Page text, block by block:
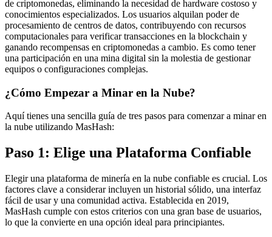
de criptomonedas, eliminando la necesidad de hardware costoso y
conocimientos especializados. Los usuarios alquilan poder de
procesamiento de centros de datos, contribuyendo con recursos
computacionales para verificar transacciones en la blockchain y
ganando recompensas en criptomonedas a cambio. Es como tener
una participación en una mina digital sin la molestia de gestionar
equipos o configuraciones complejas.
¿Cómo Empezar a Minar en la Nube?
Aquí tienes una sencilla guía de tres pasos para comenzar a minar en
la nube utilizando MasHash:
Paso 1: Elige una Plataforma Confiable
Elegir una plataforma de minería en la nube confiable es crucial. Los
factores clave a considerar incluyen un historial sólido, una interfaz
fácil de usar y una comunidad activa. Establecida en 2019,
MasHash cumple con estos criterios con una gran base de usuarios,
lo que la convierte en una opción ideal para principiantes.